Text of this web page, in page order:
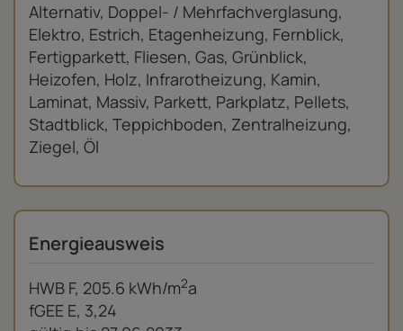
Alternativ Doppel- / Mehrfachverglasung
Elektro Estrich Etagenheizung Fernblick
Fertigparkett Fliesen Gas Grünblick
Heizofen Holz Infrarotheizung Kamin
Laminat Massiv Parkett Parkplatz Pellets
Stadtblick Teppichboden Zentralheizung
Ziegel Öl
Energieausweis
HWB F, 205.6 kWh/m2a
fGEE E, 3,24